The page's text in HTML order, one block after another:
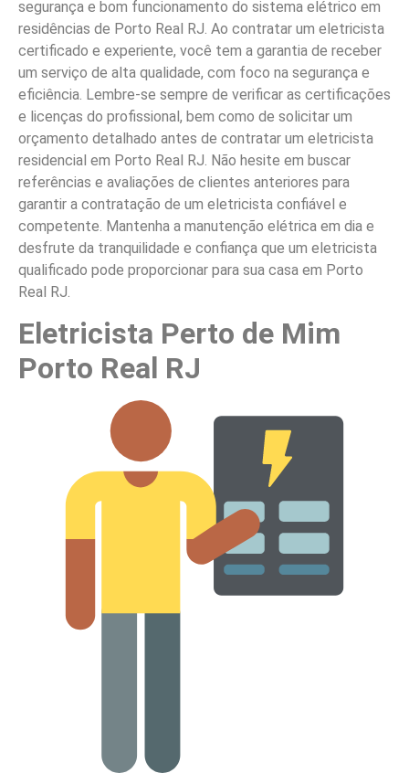
segurança e bom funcionamento do sistema elétrico em
residências de Porto Real RJ. Ao contratar um eletricista
certificado e experiente, você tem a garantia de receber
um serviço de alta qualidade, com foco na segurança e
eficiência. Lembre-se sempre de verificar as certificações
e licenças do profissional, bem como de solicitar um
orçamento detalhado antes de contratar um eletricista
residencial em Porto Real RJ. Não hesite em buscar
referências e avaliações de clientes anteriores para
garantir a contratação de um eletricista confiável e
competente. Mantenha a manutenção elétrica em dia e
desfrute da tranquilidade e confiança que um eletricista
qualificado pode proporcionar para sua casa em Porto
Real RJ.
Eletricista Perto de Mim
Porto Real RJ